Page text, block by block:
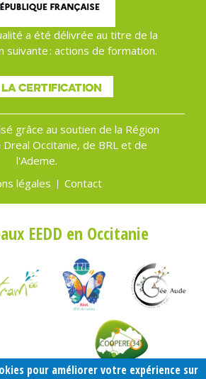
a été délivrée au titre de la
suivante : actions de formation.
CERTIFICATION
grâce au soutien de la Région
Dreal Occitanie, de BRL et de
l'Ademe.
légales Contact
EEDD en Occitanie
pour améliorer votre expérience sur